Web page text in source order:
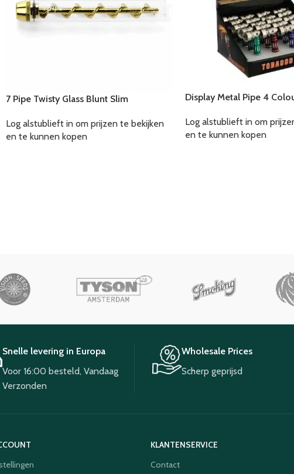
7 Pipe Twisty Glass Blunt Slim
Log alstublieft in om prijzen te bekijken
en te kunnen kopen
Display Metal Pipe 4
Log alstublieft in om
en te kunnen kopen
Snelle levering in Europa
Voor 16:00 besteld, Vandaag
Verzonden
Wholesale Prices
Scherp geprijsd
KLANTENSERVICE
Contact